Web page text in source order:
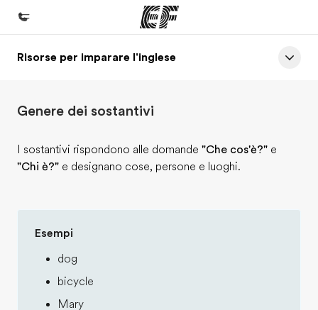
Homepage
Programmi
Uffici
Risorse per imparare l'inglese
Genere dei sostantivi
I sostantivi rispondono alle domande "Che cos'è?" e
"Chi è?" e designano cose, persone e luoghi.
Esempi
dog
bicycle
Mary